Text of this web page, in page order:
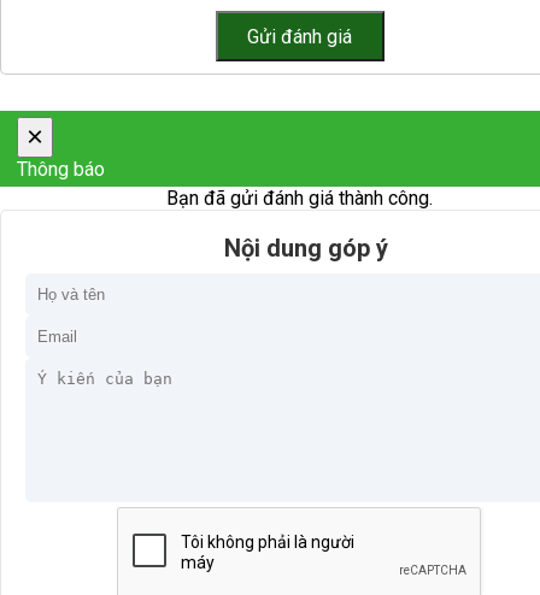
×
Thông báo
Bạn đã gửi đánh giá thành công.
Nội dung góp ý